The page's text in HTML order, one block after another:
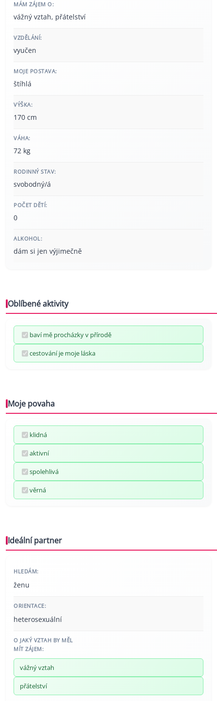
MÁM ZÁJEM O:
vážný vztah, přátelství
VZDĚLÁNÍ:
vyučen
MOJE POSTAVA:
štíhlá
VÝŠKA:
170 cm
VÁHA:
72 kg
RODINNÝ STAV:
svobodný/á
POČET DĚTÍ:
0
ALKOHOL:
dám si jen výjimečně
Oblíbené aktivity
baví mě procházky v přírodě
cestování je moje láska
Moje povaha
klidná
aktivní
spolehlivá
věrná
Ideální partner
HLEDÁM:
ženu
ORIENTACE:
heterosexuální
O JAKÝ VZTAH BY MĚL
MÍT ZÁJEM:
vážný vztah
přátelství